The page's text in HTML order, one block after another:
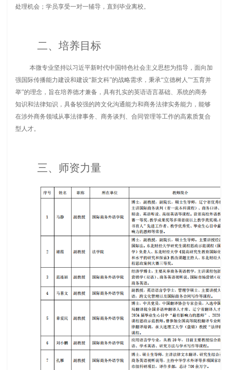
处理机会；学员享受一对一辅导，直到毕业离校。
二、培养目标
本微专业坚持以习近平新时代中国特色社会主义思想为指导，面向加
强国际传播能力建设和建设“新文科”的战略需求，秉承“立德树人”“五育并
举”的理念，旨在培养德才兼备，具有扎实的英语语言基础、系统的商务
知识和法律知识，具备较强的跨文化沟通能力和商务法律实务能力，能够
在涉外商务领域从事法律事务、商务谈判、合同管理等工作的高素质复合
型人才。
三、师资力量